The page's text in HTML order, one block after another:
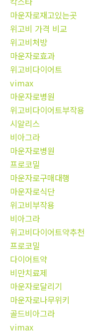
마운자로재고있는곳
위고비 가격 비교
위고비처방
마운자로효과
위고비다이어트
vimax
마운자로병원
위고비다이어트부작용
시알리스
비아그라
마운자로병원
프로코밀
마운자로구매대행
마운자로식단
위고비부작용
비아그라
위고비다이어트약추천
프로코밀
다이어트약
비만치료제
마운자로달리기
마운자로나무위키
골드비아그라
vimax